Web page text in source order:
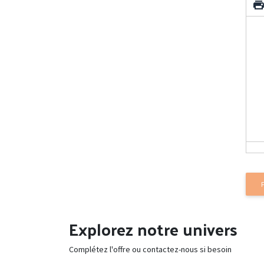
Explorez notre univers
Complétez l'offre ou contactez-nous si besoin